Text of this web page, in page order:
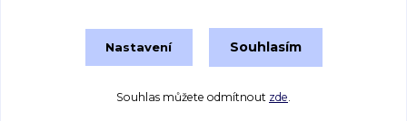
Vytvořeno na Eshop-rychle.cz
Nastavení Souhlasím
Souhlas můžete odmítnout zde